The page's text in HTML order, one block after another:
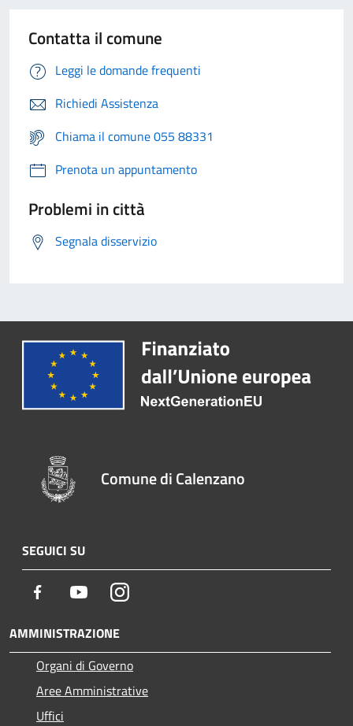
Contatta il comune
Leggi le domande frequenti
Richiedi Assistenza
Chiama il comune 055 88331
Prenota un appuntamento
Problemi in città
Segnala disservizio
Comune di Calenzano
SEGUICI SU
Facebook YoutubeInstagram
AMMINISTRAZIONE
Organi di Governo
Aree Amministrative
Uffici